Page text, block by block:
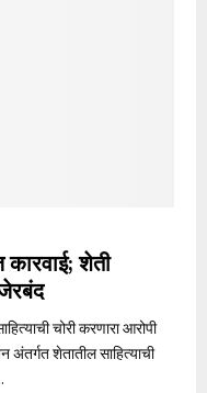
कारवाई; शेती
चोरी करणारा आरोपी
अंतर्गत शेतातील साहित्याची